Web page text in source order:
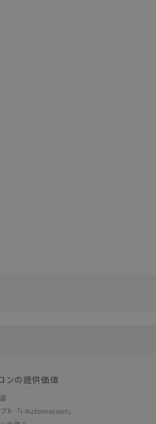
ンの提供価値
ト「i-Automation!」